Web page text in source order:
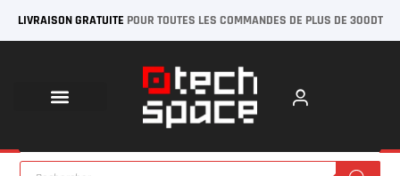
LIVRAISON GRATUITE POUR TOUTES LES COMMANDES DE PLUS DE 300DT